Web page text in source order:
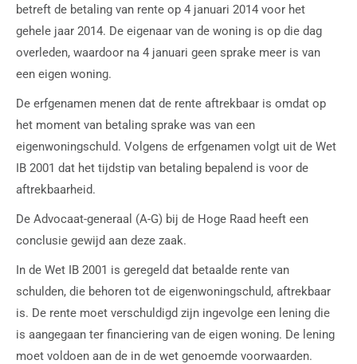
betreft de betaling van rente op 4 januari 2014 voor het
gehele jaar 2014. De eigenaar van de woning is op die dag
overleden, waardoor na 4 januari geen sprake meer is van
een eigen woning.
De erfgenamen menen dat de rente aftrekbaar is omdat op
het moment van betaling sprake was van een
eigenwoningschuld. Volgens de erfgenamen volgt uit de Wet
IB 2001 dat het tijdstip van betaling bepalend is voor de
aftrekbaarheid.
De Advocaat-generaal (A-G) bij de Hoge Raad heeft een
conclusie gewijd aan deze zaak.
In de Wet IB 2001 is geregeld dat betaalde rente van
schulden, die behoren tot de eigenwoningschuld, aftrekbaar
is. De rente moet verschuldigd zijn ingevolge een lening die
is aangegaan ter financiering van de eigen woning. De lening
moet voldoen aan de in de wet genoemde voorwaarden.